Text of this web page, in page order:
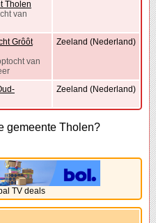
Tholen
van
Grôôt
van
Zeeland (Nederland)
Zeeland (Nederland)
gemeente Tholen?